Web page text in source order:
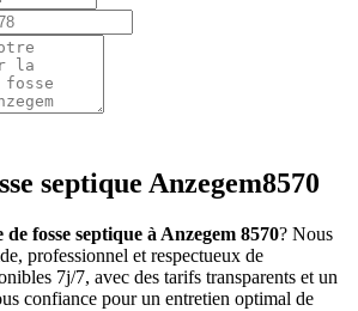
septique Anzegem8570
fosse septique à Anzegem 8570? Nous
professionnel et respectueux de
7j/7, avec des tarifs transparents et un
confiance pour un entretien optimal de